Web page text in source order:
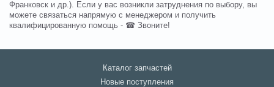
Франковск и др.). Если у вас возникли затруднения по выбору, вы
можете связаться напрямую с менеджером и получить
квалифицированную помощь - ☎ Звоните!
Каталог запчастей
Новые поступления